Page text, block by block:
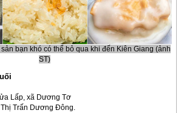
bạn khó có thể bỏ qua khi đến Kiên Giang (ảnh
ST)
Lấp, xã Dương Tơ
Trấn Dương Đông.